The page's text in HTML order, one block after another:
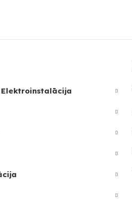
Elektroinstalācija